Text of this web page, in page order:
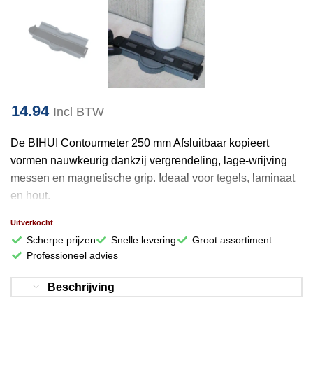
14.94 Incl BTW
De BIHUI Contourmeter 250 mm Afsluitbaar kopieert
vormen nauwkeurig dankzij vergrendeling, lage-wrijving
messen en magnetische grip. Ideaal voor tegels, laminaat
en hout.
Uitverkocht
Scherpe prijzen Snelle levering
Groot assortiment
Professioneel advies
Beschrijving